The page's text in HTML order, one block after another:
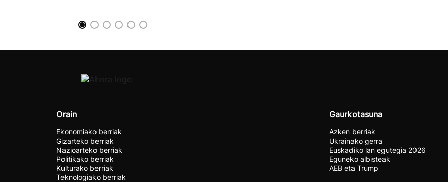
Orain
Ekonomiako berriak
Gizarteko berriak
Nazioarteko berriak
Politikako berriak
Kulturako berriak
Teknologiako berriak
Gaurkotasuna
Azken berriak
Ukrainako gerra
Euskadiko lan egutegia 2026
Eguneko albisteak
AEB eta Trump